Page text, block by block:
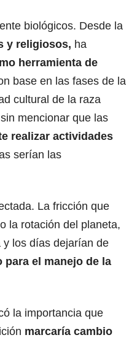
biológicos. Desde la
y religiosos, ha
herramienta de
base en las fases de la
cultural de la raza
mencionar que las
realizar actividades
serían las
La fricción que
la rotación del planeta,
los días dejarían de
para el manejo de la
la importancia que
marcaría cambio